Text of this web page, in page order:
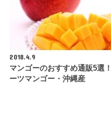
2018.4.9
マンゴーのおすすめ通販5選
ーツマンゴー・沖縄産